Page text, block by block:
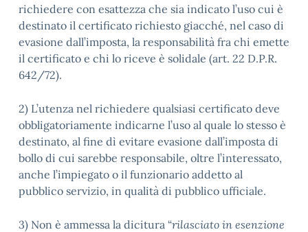
richiedere con esattezza che sia indicato l’uso cui è
destinato il certificato richiesto giacché, nel caso di
evasione dall’imposta, la responsabilità fra chi emette
il certificato e chi lo riceve è solidale (art. 22 D.P.R.
642/72).
2) L’utenza nel richiedere qualsiasi certificato deve
obbligatoriamente indicarne l’uso al quale lo stesso è
destinato, al fine dì evitare evasione dall’imposta di
bollo di cui sarebbe responsabile, oltre l’interessato,
anche l’impiegato o il funzionario addetto al
pubblico servizio, in qualità di pubblico ufficiale.
3) Non è ammessa la dicitura “rilasciato in esenzione